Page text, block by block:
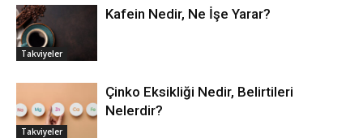
Takviyeler
Kafein Nedir, Ne İşe Yarar?
Takviyeler
Çinko Eksikliği Nedir, Belirtileri
Nelerdir?